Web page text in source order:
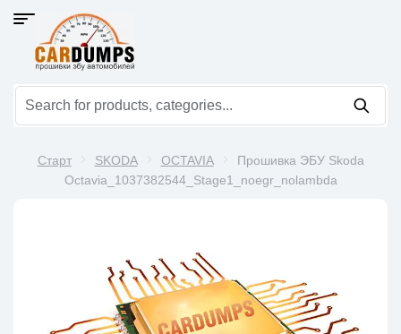
Старт SKODA OCTAVIA
Прошивка ЭБУ Skoda
Octavia_1037382544_Stage1_noegr_nolambda